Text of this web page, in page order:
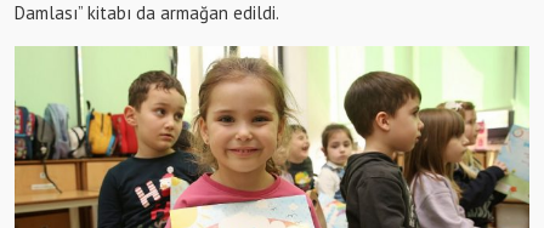
Damlası” kitabı da armağan edildi.